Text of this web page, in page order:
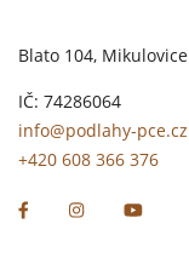
Blato 104, Mikulovice
IČ: 74286064
info@podlahy-pce.cz
+420 608 366 376